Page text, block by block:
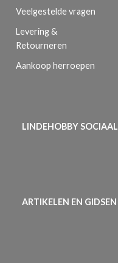
Veelgestelde vragen
Levering &
Retourneren
Aankoop herroepen
LINDEHOBBY SOCIAAL
ARTIKELEN EN GIDSEN